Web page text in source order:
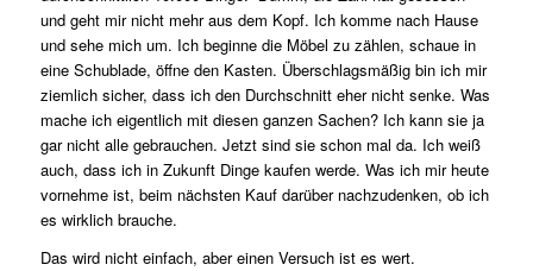
und geht mir nicht mehr aus dem Kopf. Ich komme nach Hause
und sehe mich um. Ich beginne die Möbel zu zählen, schaue in
eine Schublade, öffne den Kasten. Überschlagsmäßig bin ich mir
ziemlich sicher, dass ich den Durchschnitt eher nicht senke. Was
mache ich eigentlich mit diesen ganzen Sachen? Ich kann sie ja
gar nicht alle gebrauchen. Jetzt sind sie schon mal da. Ich weiß
auch, dass ich in Zukunft Dinge kaufen werde. Was ich mir heute
vornehme ist, beim nächsten Kauf darüber nachzudenken, ob ich
es wirklich brauche.
Das wird nicht einfach, aber einen Versuch ist es wert.